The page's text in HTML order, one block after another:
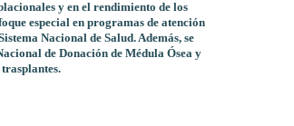
y en el rendimiento de los
especial en programas de atención
Nacional de Salud. Además, se
de Donación de Médula Ósea y